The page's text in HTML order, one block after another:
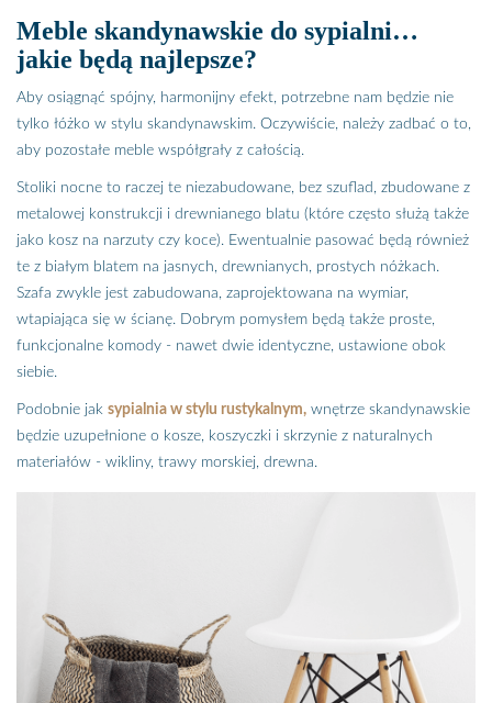
Meble skandynawskie do sypialni…
jakie będą najlepsze?
Aby osiągnąć spójny, harmonijny efekt, potrzebne nam będzie nie
tylko łóżko w stylu skandynawskim. Oczywiście, należy zadbać o to,
aby pozostałe meble współgrały z całością.
Stoliki nocne to raczej te niezabudowane, bez szuflad, zbudowane z
metalowej konstrukcji i drewnianego blatu (które często służą także
jako kosz na narzuty czy koce). Ewentualnie pasować będą również
te z białym blatem na jasnych, drewnianych, prostych nóżkach.
Szafa zwykle jest zabudowana, zaprojektowana na wymiar,
wtapiająca się w ścianę. Dobrym pomysłem będą także proste,
funkcjonalne komody - nawet dwie identyczne, ustawione obok
siebie.
Podobnie jak sypialnia w stylu rustykalnym, wnętrze skandynawskie
będzie uzupełnione o kosze, koszyczki i skrzynie z naturalnych
materiałów - wikliny, trawy morskiej, drewna.